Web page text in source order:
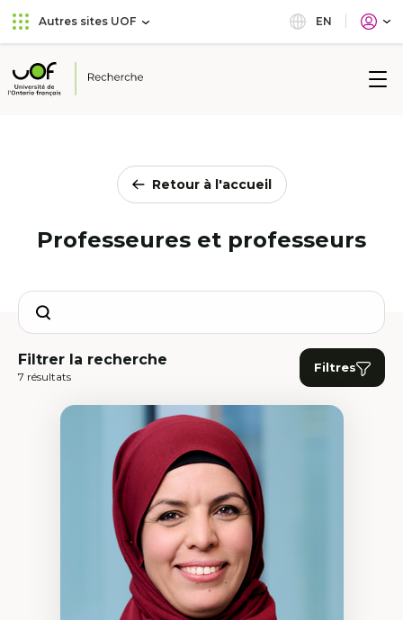
Aller
au
principal
Passer
au
Autres sites UOF EN
Université
Retour à l'accueil
Professeures et professeurs
Search
Filtrer la recherche
7 résultats
Filtres